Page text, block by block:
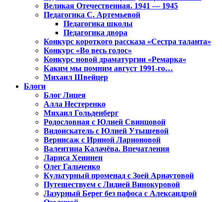
Великая Отечественная. 1941 — 1945
Педагогика С. Артемьевой
Педагогика школы
Педагогика двора
Конкурс короткого рассказа «Сестра таланта»
Конкурс «Во весь голос»
Конкурс новой драматургии «Ремарка»
Каким мы помним август 1991-го…
Михаил Швейцер
Блоги
Блог Лицея
Алла Нестеренко
Михаил Гольденберг
Родословная с Юлией Свинцовой
Видоискатель с Юлией Утышевой
Вернисаж с Ириной Ларионовой
Валентина Калачёва. Впечатления
Лариса Хенинен
Олег Гальченко
Культурный променад с Зоей Арнаутовой
Путешествуем с Лидией Винокуровой
Лазурный Берег без пафоса с Александрой